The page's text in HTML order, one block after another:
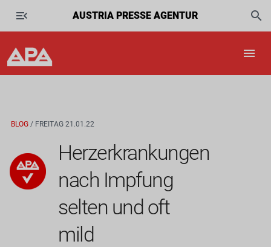
AUSTRIA PRESSE AGENTUR
BLOG / FREITAG 21.01.22
Herzerkrankungen
nach Impfung
selten und oft
mild